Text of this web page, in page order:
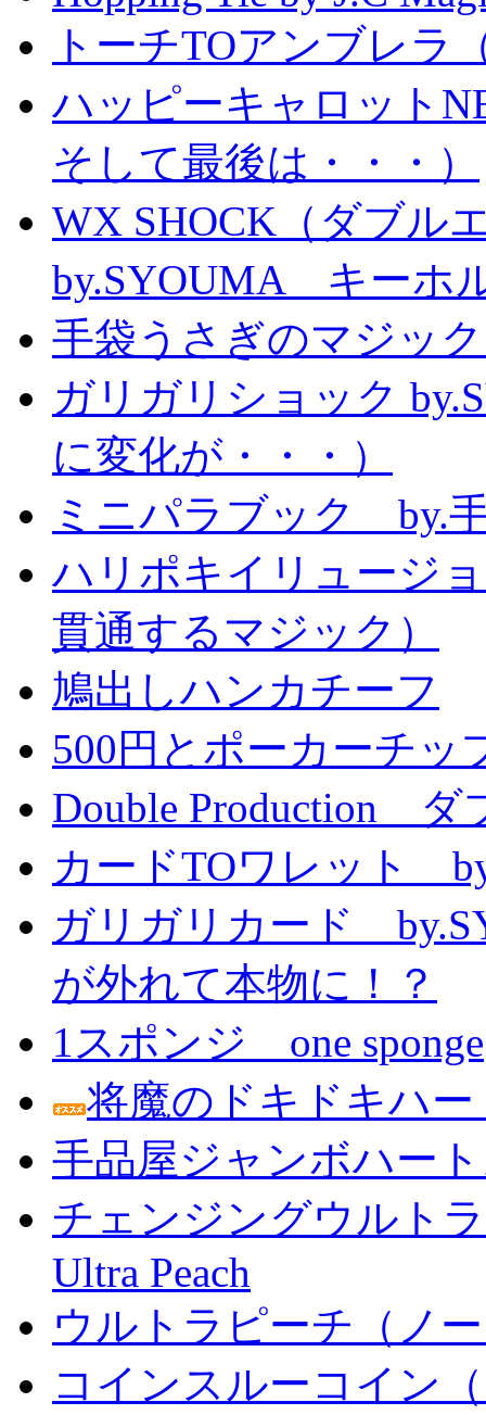
トーチTOアンブレラ
ハッピーキャロット
そして最後は・・・）
WX SHOCK（ダブル
by.SYOUMA キーホ
手袋うさぎのマジッ
ガリガリショック
に変化が・・・）
ミニパラブック by.
ハリポキイリュージ
貫通するマジック）
鳩出しハンカチーフ
500円とポーカーチッ
Double Production ダ
カードTOワレット
ガリガリカード
が外れて本物に！？
1スポンジ one sponge
将魔のドキドキハ
手品屋ジャンボハー
チェンジングウルト
Ultra Peach
ウルトラピーチ（ノ
コインスルーコイン